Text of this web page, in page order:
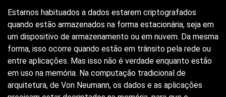
Estamos habituados a dados estarem criptografados
quando estão armazenados na forma estacionária, seja em
um dispositivo de armazenamento ou em nuvem. Da mesma
forma, isso ocorre quando estão em trânsito pela rede ou
entre aplicações. Mas isso não é verdade enquanto estão
em uso na memória. Na computação tradicional de
arquitetura, de Von Neumann, os dados e as aplicações